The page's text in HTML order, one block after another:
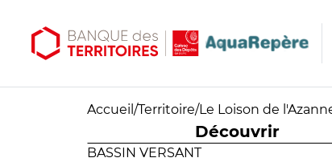
Accueil /Territoire/Le Loison de
Découvrir
BASSIN VERSANT